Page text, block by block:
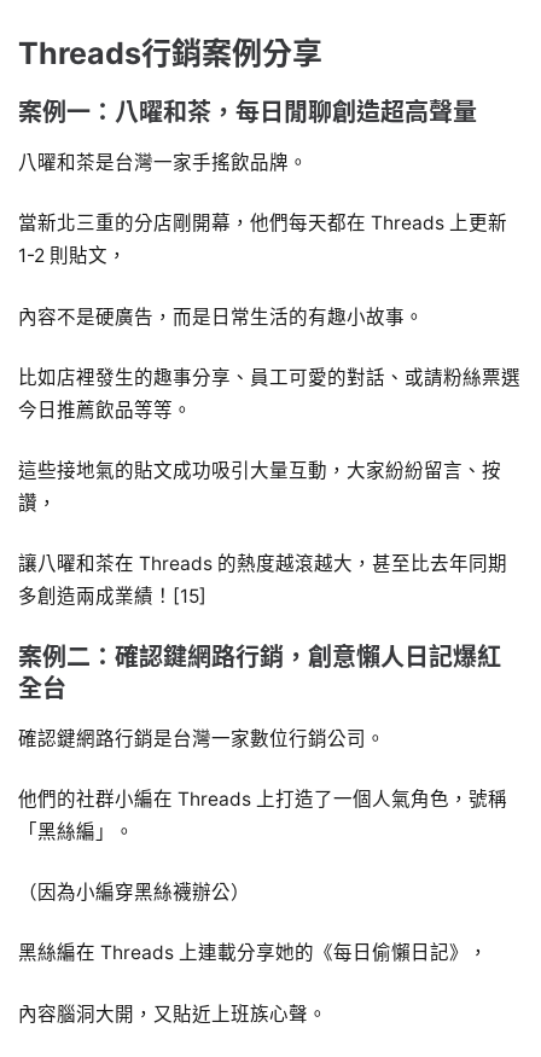
Threads行銷案例分享
案例一：八曜和茶，每日閒聊創造超高聲量
八曜和茶是台灣一家手搖飲品牌。
當新北三重的分店剛開幕，他們每天都在 Threads 上更新
1-2 則貼文，
內容不是硬廣告，而是日常生活的有趣小故事。
比如店裡發生的趣事分享、員工可愛的對話、或請粉絲票選
今日推薦飲品等等。
這些接地氣的貼文成功吸引大量互動，大家紛紛留言、按
讚，
讓八曜和茶在 Threads 的熱度越滾越大，甚至比去年同期
多創造兩成業績！[15]
案例二：確認鍵網路行銷，創意懶人日記爆紅
全台
確認鍵網路行銷是台灣一家數位行銷公司。
他們的社群小編在 Threads 上打造了一個人氣角色，號稱
「黑絲編」。
（因為小編穿黑絲襪辦公）
黑絲編在 Threads 上連載分享她的《每日偷懶日記》，
內容腦洞大開，又貼近上班族心聲。